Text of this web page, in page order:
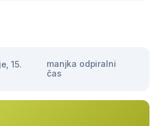
15.
manjka odpiralni
čas